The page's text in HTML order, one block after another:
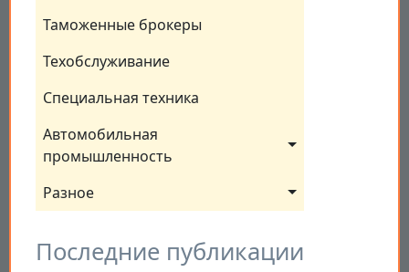
Таможенные брокеры
Техобслуживание
Специальная техника
Автомобильная
промышленность
Разное
Последние публикации